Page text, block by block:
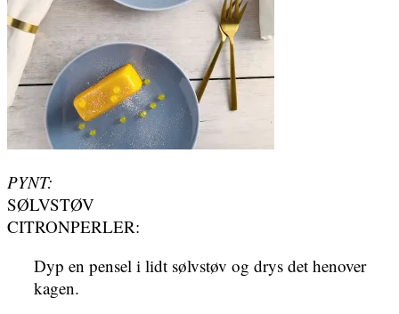
PYNT:
SØLVSTØV
CITRONPERLER:
Dyp en pensel i lidt sølvstøv og drys det henover
kagen.